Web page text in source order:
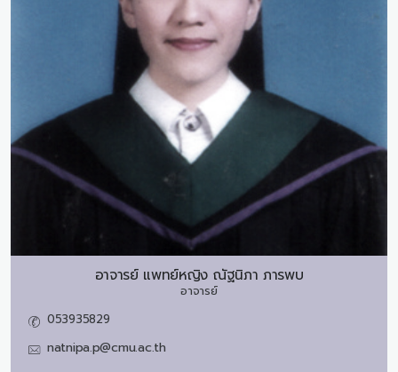
อาจารย์ แพทย์หญิง ณัฐนิภา ภารพบ
อาจารย์
053935829
natnipa.p@cmu.ac.th